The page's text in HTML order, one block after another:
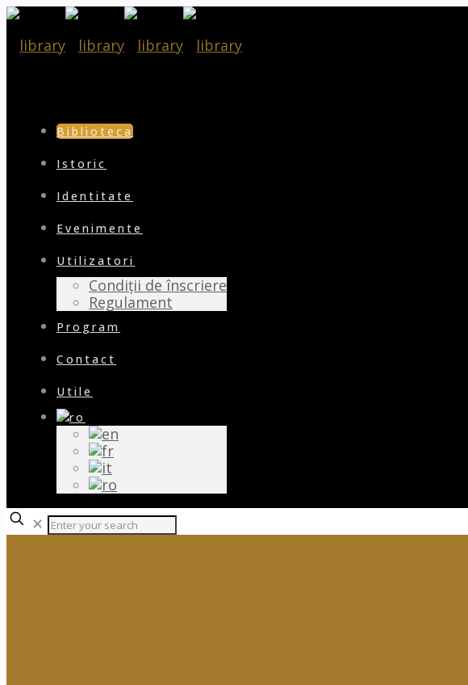
Biblioteca
Istoric
Identitate
Evenimente
Utilizatori
Condiții de înscriere
Regulament
Program
Contact
Utile
✕